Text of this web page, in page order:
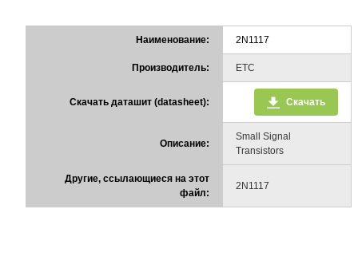
Наименование: 2N1117
Производитель: ETC
Скачать даташит (datasheet): Скачать
Описание:
Small Signal
Transistors
Другие, ссылающиеся на этот
файл:
2N1117